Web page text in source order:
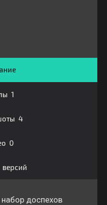
1
4
0
доспехов